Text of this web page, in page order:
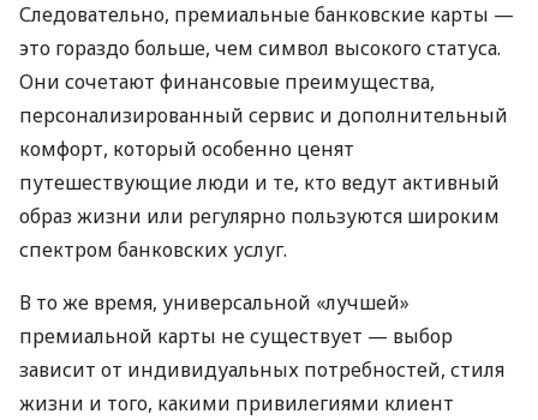
Следовательно, премиальные банковские карты —
это гораздо больше, чем символ высокого статуса.
Они сочетают финансовые преимущества,
персонализированный сервис и дополнительный
комфорт, который особенно ценят
путешествующие люди и те, кто ведут активный
образ жизни или регулярно пользуются широким
спектром банковских услуг.
В то же время, универсальной «лучшей»
премиальной карты не существует — выбор
зависит от индивидуальных потребностей, стиля
жизни и того, какими привилегиями клиент